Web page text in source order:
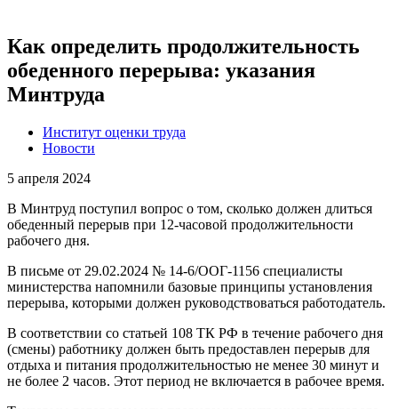
Как определить продолжительность
обеденного перерыва: указания
Минтруда
Институт оценки труда
Новости
5 апреля 2024
В Минтруд поступил вопрос о том, сколько должен длиться
обеденный перерыв при 12-часовой продолжительности
рабочего дня.
В письме от 29.02.2024 № 14-6/ООГ-1156 специалисты
министерства напомнили базовые принципы установления
перерыва, которыми должен руководствоваться работодатель.
В соответствии со статьей 108 ТК РФ в течение рабочего дня
(смены) работнику должен быть предоставлен перерыв для
отдыха и питания продолжительностью не менее 30 минут и
не более 2 часов. Этот период не включается в рабочее время.